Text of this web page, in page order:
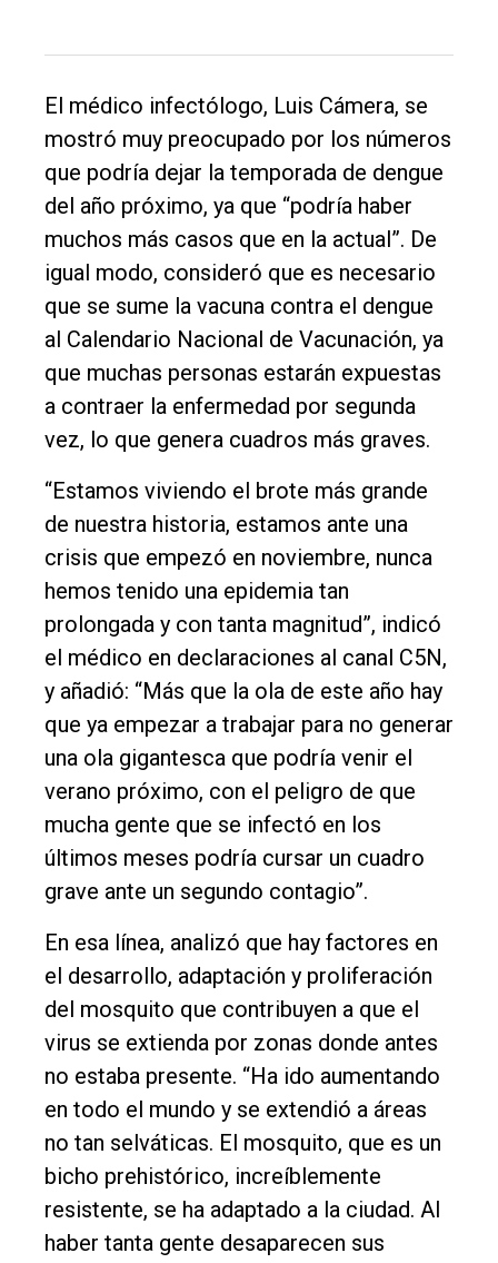
General
Política
Cultura
Entrevistas
Rural
Deportes
Fúnebres
Edición
Empresa
Nosotros
Contacto
El médico infectólogo, Luis Cámera, se
mostró muy preocupado por los números
que podría dejar la temporada de dengue
del año próximo, ya que “podría haber
muchos más casos que en la actual”. De
igual modo, consideró que es necesario
que se sume la vacuna contra el dengue
al Calendario Nacional de Vacunación, ya
que muchas personas estarán expuestas
a contraer la enfermedad por segunda
vez, lo que genera cuadros más graves.
“Estamos viviendo el brote más grande
de nuestra historia, estamos ante una
crisis que empezó en noviembre, nunca
hemos tenido una epidemia tan
prolongada y con tanta magnitud”, indicó
el médico en declaraciones al canal C5N,
y añadió: “Más que la ola de este año hay
que ya empezar a trabajar para no generar
una ola gigantesca que podría venir el
verano próximo, con el peligro de que
mucha gente que se infectó en los
últimos meses podría cursar un cuadro
grave ante un segundo contagio”.
En esa línea, analizó que hay factores en
el desarrollo, adaptación y proliferación
del mosquito que contribuyen a que el
virus se extienda por zonas donde antes
no estaba presente. “Ha ido aumentando
en todo el mundo y se extendió a áreas
no tan selváticas. El mosquito, que es un
bicho prehistórico, increíblemente
resistente, se ha adaptado a la ciudad. Al
haber tanta gente desaparecen sus